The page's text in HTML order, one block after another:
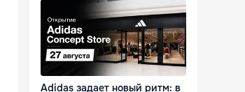
Adidas задает новый ритм: в